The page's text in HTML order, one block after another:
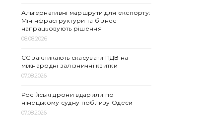
Альтернативні маршрути для експорту:
Мінінфраструктури та бізнес
напрацьовують рішення
08.08.2026
ЄС закликають скасувати ПДВ на
міжнародні залізничні квитки
07.08.2026
Російські дрони вдарили по
німецькому судну поблизу Одеси
07.08.2026